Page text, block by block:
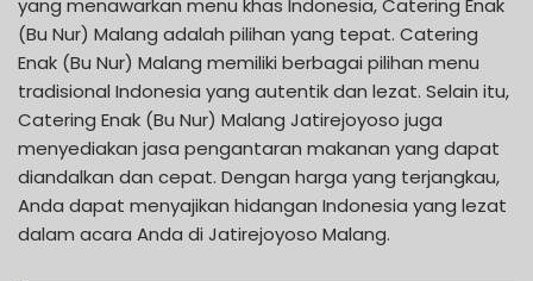
(Bu Nur) Malang adalah pilihan yang tepat. Catering
Enak (Bu Nur) Malang memiliki berbagai pilihan menu
tradisional Indonesia yang autentik dan lezat. Selain itu,
Catering Enak (Bu Nur) Malang Jatirejoyoso juga
menyediakan jasa pengantaran makanan yang dapat
diandalkan dan cepat. Dengan harga yang terjangkau,
Anda dapat menyajikan hidangan Indonesia yang lezat
dalam acara Anda di Jatirejoyoso Malang.